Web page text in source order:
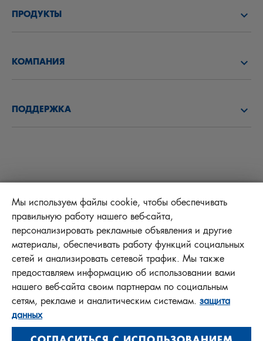
НАЙТИ ДИСТРИБЬЮТОРА
ПРОДУКТЫ
КОМПАНИЯ
ПОДДЕРЖКА
BENEFIT PROGRAM
MANN+HUMMEL FT Poland
Sp. z o. o. Sp. k.
ul. Wrocławska 145, 63-800 GOSTYŃ, POLAND
Privacy Statement
Мы используем файлы cookie, чтобы обеспечивать
правильную работу нашего веб-сайта,
персонализировать рекламные объявления и другие
материалы, обеспечивать работу функций социальных
сетей и анализировать сетевой трафик. Мы также
предоставляем информацию об использовании вами
нашего веб-сайта своим партнерам по социальным
сетям, рекламе и аналитическим системам. защита
данных